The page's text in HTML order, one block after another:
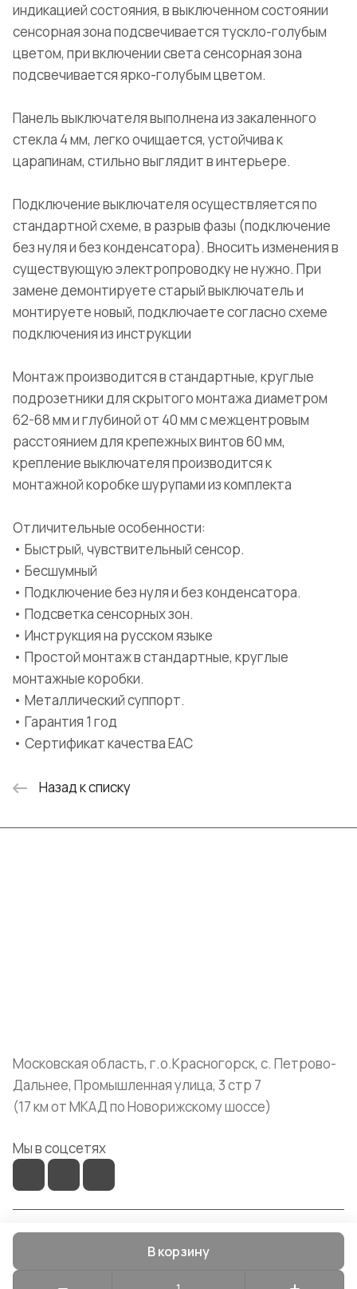
В корзину
индикацией состояния, в выключенном состоянии
сенсорная зона подсвечивается тускло-голубым
цветом, при включении света сенсорная зона
подсвечивается ярко-голубым цветом.
Панель выключателя выполнена из закаленного
стекла 4 мм, легко очищается, устойчива к
царапинам, стильно выглядит в интерьере.
Подключение выключателя осуществляется по
стандартной схеме, в разрыв фазы (подключение
без нуля и без конденсатора). Вносить изменения в
существующую электропроводку не нужно. При
замене демонтируете старый выключатель и
монтируете новый, подключаете согласно схеме
подключения из инструкции
Монтаж производится в стандартные, круглые
подрозетники для скрытого монтажа диаметром
62-68 мм и глубиной от 40 мм с межцентровым
расстоянием для крепежных винтов 60 мм,
крепление выключателя производится к
монтажной коробке шурупами из комплекта
Отличительные особенности:
• Быстрый, чувствительный сенсор.
• Бесшумный
• Подключение без нуля и без конденсатора.
• Подсветка сенсорных зон.
• Инструкция на русском языке
• Простой монтаж в стандартные, круглые
монтажные коробки.
• Металлический суппорт.
• Гарантия 1 год
• Сертификат качества ЕАС
Назад к списку
Московская область, г.о.Красногорск, с. Петрово-
Дальнее, Промышленная улица, 3 стр 7
(17 км от МКАД по Новорижскому шоссе)
Мы в соцсетях
Конфиденциальность Оферта